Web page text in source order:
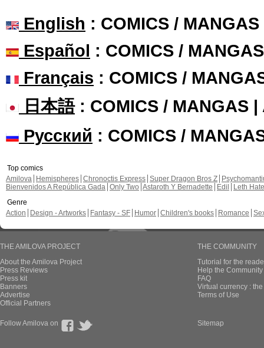
English : COMICS /
Español : COMICS /
Français : COMICS /
日本語: COMICS / MANGAS |
Русский : COMICS /
Top comics
Amilova
Hemispheres Chronoctis Express Super Dragon Bros Z
Bienvenidos A República Gada Only Two Astaroth Y Bernadette Edil
Leth Hate
Genre
Action
Design - Artworks Fantasy - SF Humor Children's books Romance
THE AMILOVA PROJECT
About the Amilova Project
Press Reviews
Press kit
Banners
Advertise
Official Partners
THE COMMUNITY
Tutorial for the
Help the
FAQ
Virtual currency :
Terms of Use
Follow Amilova on Sitemap